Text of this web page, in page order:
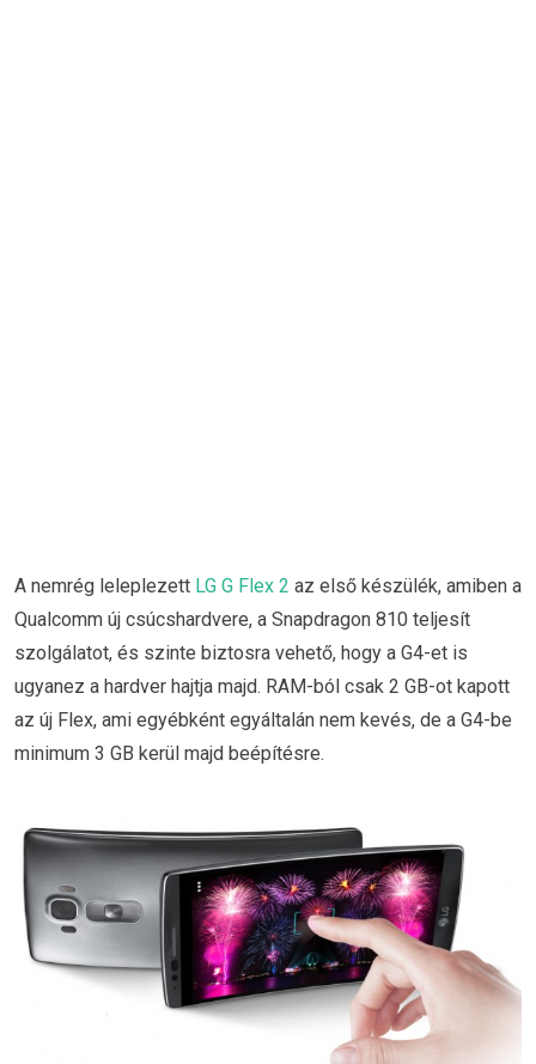
A nemrég leleplezett LG G Flex 2 az első készülék, amiben a
Qualcomm új csúcshardvere, a Snapdragon 810 teljesít
szolgálatot, és szinte biztosra vehető, hogy a G4-et is
ugyanez a hardver hajtja majd. RAM-ból csak 2 GB-ot kapott
az új Flex, ami egyébként egyáltalán nem kevés, de a G4-be
minimum 3 GB kerül majd beépítésre.